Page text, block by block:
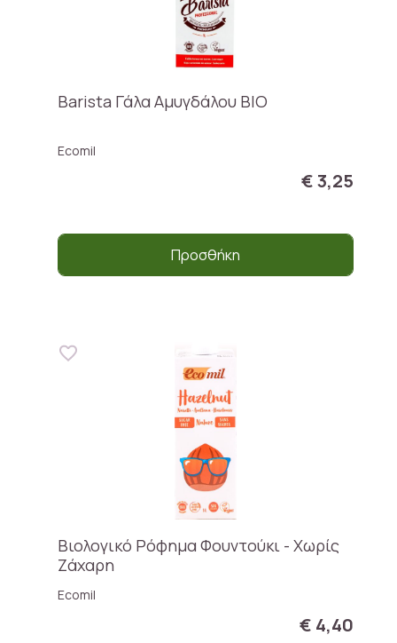
Barista Γάλα Αμυγδάλου ΒΙΟ
Ecomil
€ 3,25
Προσθήκη
Βιολογικό Ρόφημα Φουντούκι - Χωρίς
Ζάχαρη
Ecomil
€ 4,40